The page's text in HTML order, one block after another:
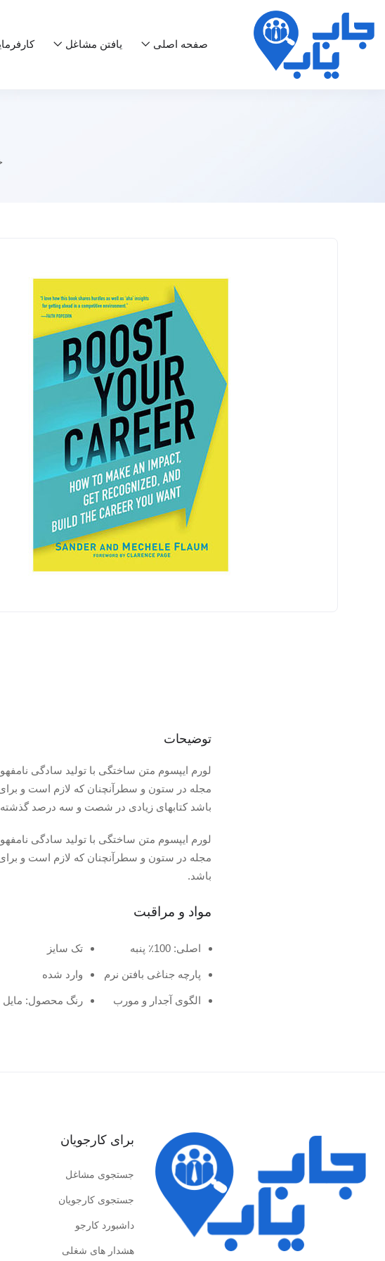
صفحه اصلی یافتن مشاغل
توضیحات
لورم ایپسوم متن ساختگی با تولید سادگی
مجله در ستون و سطرآنچنان که لازم است و برای
باشد کتابهای زیادی در شصت و سه درصد
لورم ایپسوم متن ساختگی با تولید سادگی
مجله در ستون و سطرآنچنان که لازم است و برای
باشد.
مواد و مراقبت
اصلی: 100٪ پنبه
پارچه جناغی بافتن نرم
الگوی آجدار و مورب
تک سایز
وارد شده
رنگ محصول: مایل
برای کارجویان
جستجوی مشاغل
جستجوی کارجویان
داشبورد کارجو
هشدار های شغلی